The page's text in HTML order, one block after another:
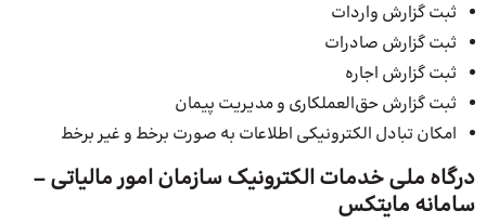
ثبت گزارش واردات
ثبت گزارش صادرات
ثبت گزارش اجاره
ثبت گزارش حق‌العملکاری و مدیریت پیمان
امکان تبادل الکترونیکی اطلاعات به صورت برخط و غیر برخط
درگاه ملی خدمات الکترونیک سازمان امور مالیاتی –
سامانه مایتکس